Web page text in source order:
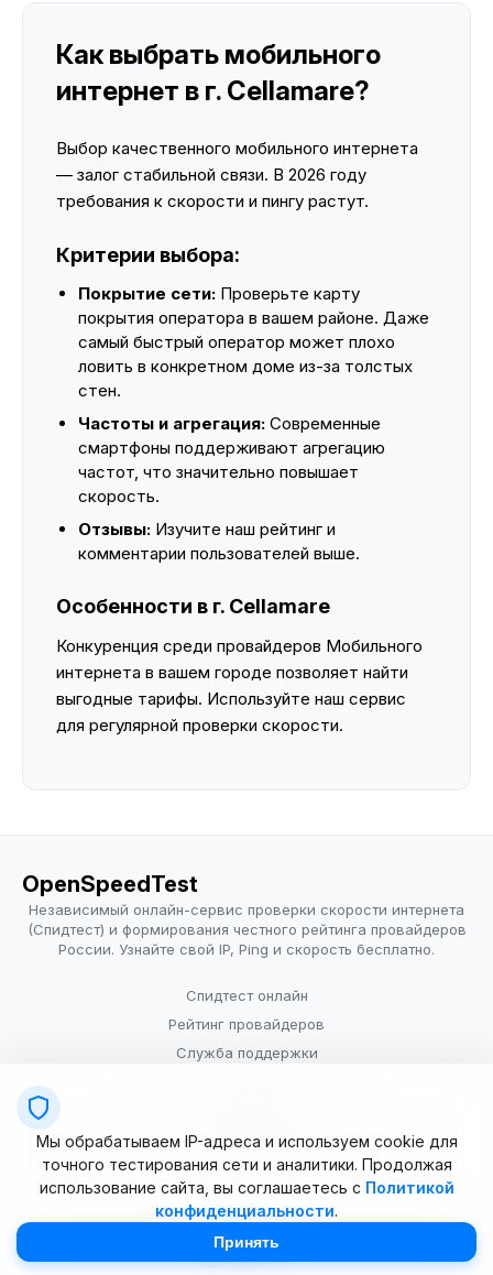
Как выбрать мобильного
интернет в г. Cellamare?
Выбор качественного мобильного интернета
— залог стабильной связи. В 2026 году
требования к скорости и пингу растут.
Критерии выбора:
Покрытие сети: Проверьте карту
покрытия оператора в вашем районе. Даже
самый быстрый оператор может плохо
ловить в конкретном доме из-за толстых
стен.
Частоты и агрегация: Современные
смартфоны поддерживают агрегацию
частот, что значительно повышает
скорость.
Отзывы: Изучите наш рейтинг и
комментарии пользователей выше.
Особенности в г. Cellamare
Конкуренция среди провайдеров Мобильного
интернета в вашем городе позволяет найти
выгодные тарифы. Используйте наш сервис
для регулярной проверки скорости.
OpenSpeedTest
Независимый онлайн-сервис проверки скорости интернета
(Спидтест) и формирования честного рейтинга провайдеров
России. Узнайте свой IP, Ping и скорость бесплатно.
Спидтест онлайн
Рейтинг провайдеров
Служба поддержки
Условия использования
© 2025–2026 OpenSpeedTest (ИП Долматова В.В.). Все права
Мы обрабатываем IP-адреса и используем cookie для
точного тестирования сети и аналитики. Продолжая
использование сайта, вы соглашаетесь с Политикой
конфиденциальности.
Принять